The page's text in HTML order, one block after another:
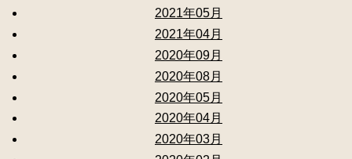
2021年05月
2021年04月
2020年09月
2020年08月
2020年05月
2020年04月
2020年03月